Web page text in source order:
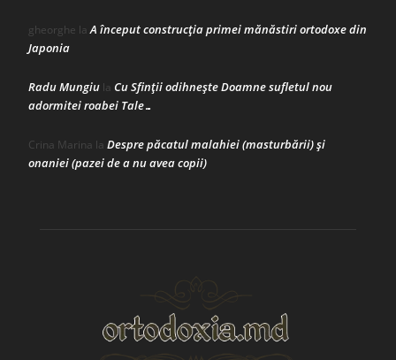
gheorghe laA început construcţia primei mănăstiri ortodoxe din
Japonia
Radu Mungiu la Cu Sfinții odihnește Doamne sufletul nou
adormitei roabei Tale…
Crina Marina la Despre păcatul malahiei (masturbării) şi
onaniei (pazei de a nu avea copii)